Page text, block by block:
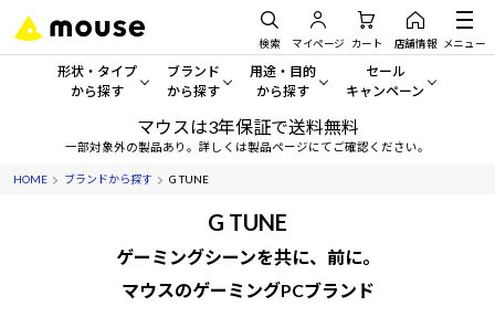
検索 マイページ カート 店舗情報 メニュー
形状・タイプ
から探す
形状・タイプから探す をすべてみる
デスクトップPC
タブレット
ブランド
から探す
mouse
G TUNE
DAIV
用途・目的
から探す
一般向けパソコン
ビジネス向けパソコン
セール
キャンペーン
セール・キャンペー
アウトレットパソコン
すべて新品の旧モデル製品
マウスは3年保証で送料無料
一部対象外の製品あり。詳しくは製品ページにてご確認ください。
HOME ブランドから探す G TUNE
G TUNE
ゲーミングシーンを共に、前に。
マウスのゲーミングPCブランド